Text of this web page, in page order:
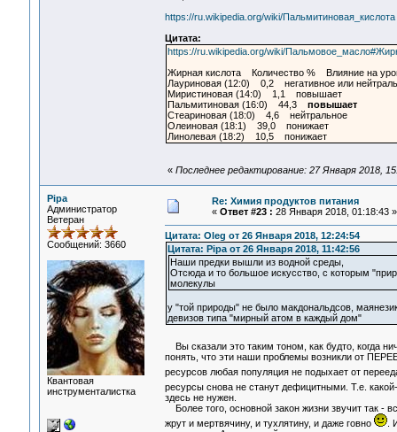
https://ru.wikipedia.org/wiki/Пальмитиновая_кислота
Цитата:
https://ru.wikipedia.org/wiki/
Жирная кислота Количество % Влияние на
Лауриновая (12:0) 0,2 негативное или
Миристиновая (14:0) 1,1 повышает
Пальмитиновая (16:0) 44,3 повышает
Стеариновая (18:0) 4,6 нейтральное
Олеиновая (18:1) 39,0 понижает
Линолевая (18:2) 10,5 понижает
« Последнее редактирование: 27 Января 2018,
Pipa
Администратор
Ветеран
Сообщений: 3660
Квантовая
инструменталистка
Re: Химия продуктов питания
« Ответ #23 : 28 Января 2018, 01:18:43 »
Цитата: Oleg от 26 Января 2018, 12:24:54
Цитата: Pipa от 26 Января 2018, 11:42:56
Наши предки вышли из водной среды,
Отсюда и то большое искусство, с которым
молекулы
у "той природы" не было макдональдсов,
девизов типа "мирный атом в каждый дом"
Вы сказали это таким тоном, как будто, когда
понять, что эти наши проблемы возникли от
ресурсов любая популяция не подыхает от
ресурсы снова не станут дефицитными. Т.е.
здесь не нужен.
Более того, основной закон жизни звучит так -
жрут и мертвячину, и тухлятину, и даже говно
.